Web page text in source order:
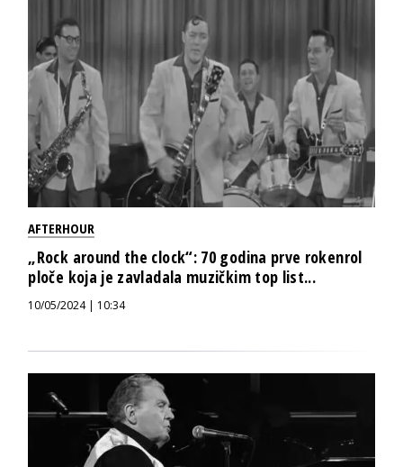
AFTERHOUR
„Rock around the clock“: 70 godina prve rokenrol
ploče koja je zavladala muzičkim top list...
10/05/2024 | 10:34